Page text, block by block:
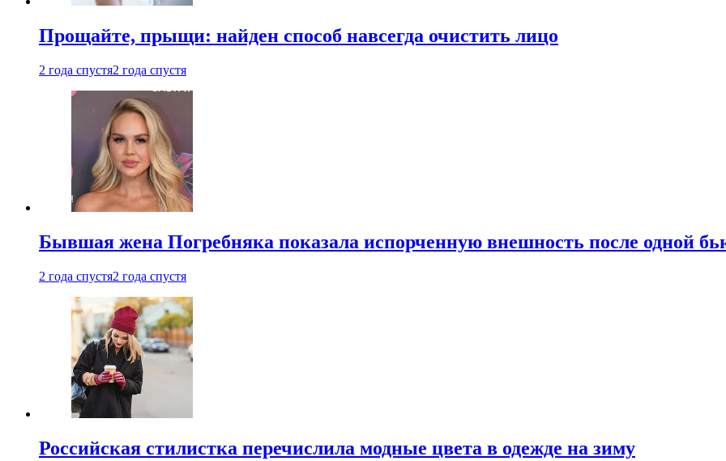
Прощайте, прыщи: найден способ навсегда очистить лицо
2 года спустя2 года спустя
Бывшая жена Погребняка показала испорченную внешность после одной
2 года спустя2 года спустя
Российская стилистка перечислила модные цвета в одежде на зиму